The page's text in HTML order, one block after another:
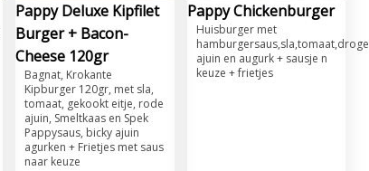
Pappy Deluxe Kipfilet
Burger + Bacon-
Cheese 120gr
Bagnat, Krokante
Kipburger 120gr, met sla,
tomaat, gekookt eitje, rode
ajuin, Smeltkaas en Spek
Pappysaus, bicky ajuin
agurken + Frietjes met saus
naar keuze
Pappy Chickenburger
​​Huisburger met
hamburgersaus,sla,tomaat,droge
ajuin en augurk + sausje n
keuze + frietjes